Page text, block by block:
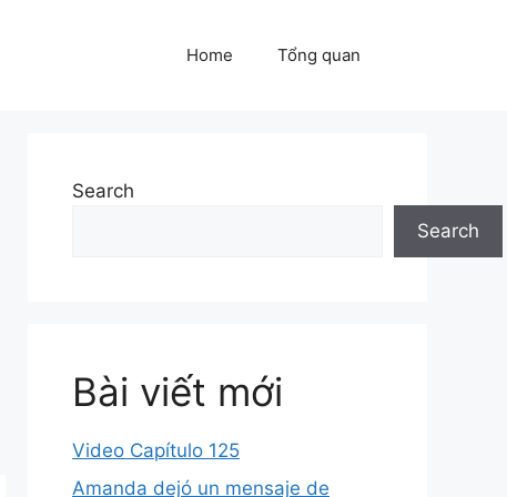
Home Tổng quan
Search
Search
Bài viết mới
Video Capítulo 125
Amanda dejó un mensaje de